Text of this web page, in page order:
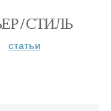
/ СТИЛЬ
статьи